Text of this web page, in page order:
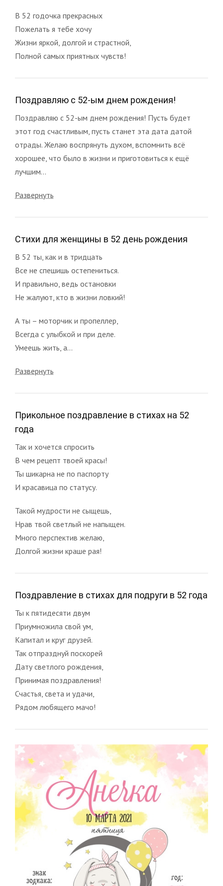
В 52 годочка прекрасных
Пожелать я тебе хочу
Жизни яркой, долгой и страстной,
Полной самых приятных чувств!
Поздравляю с 52-ым днем рождения!
Поздравляю с 52-ым днем рождения! Пусть будет
этот год счастливым, пусть станет эта дата датой
отрады. Желаю воспрянуть духом, вспомнить всё
хорошее, что было в жизни и приготовиться к ещё
лучшим...
Развернуть
Стихи для женщины в 52 день рождения
В 52 ты, как и в тридцать
Все не спешишь остепениться.
И правильно, ведь остановки
Не жалуют, кто в жизни ловкий!
А ты – моторчик и пропеллер,
Всегда с улыбкой и при деле.
Умеешь жить, а...
Развернуть
Прикольное поздравление в стихах на 52
года
Так и хочется спросить
В чем рецепт твоей красы!
Ты шикарна не по паспорту
И красавица по статусу.
Такой мудрости не сыщешь,
Нрав твой светлый не напыщен.
Много перспектив желаю,
Долгой жизни краше рая!
Поздравление в стихах для подруги в 52 года
Ты к пятидесяти двум
Приумножила свой ум,
Капитал и круг друзей.
Так отпразднуй поскорей
Дату светлого рождения,
Принимая поздравления!
Счастья, света и удачи,
Рядом любящего мачо!